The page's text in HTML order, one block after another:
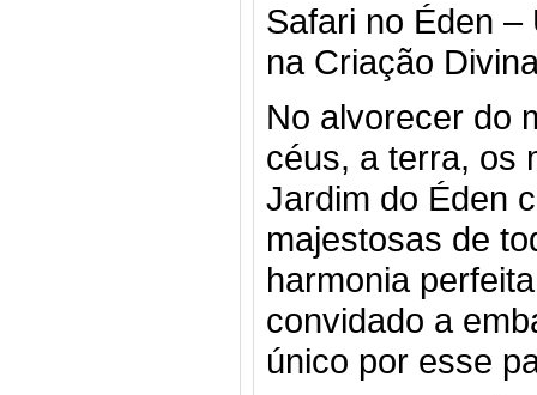
Safari no Éden –
na Criação
No alvorecer do
céus, a terra, os
Jardim do Éden
majestosas de
harmonia
convidado a
único por esse